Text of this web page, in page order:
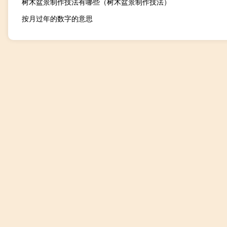
按月过年的数字的意思